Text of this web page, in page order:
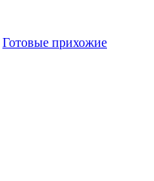
Готовые прихожие